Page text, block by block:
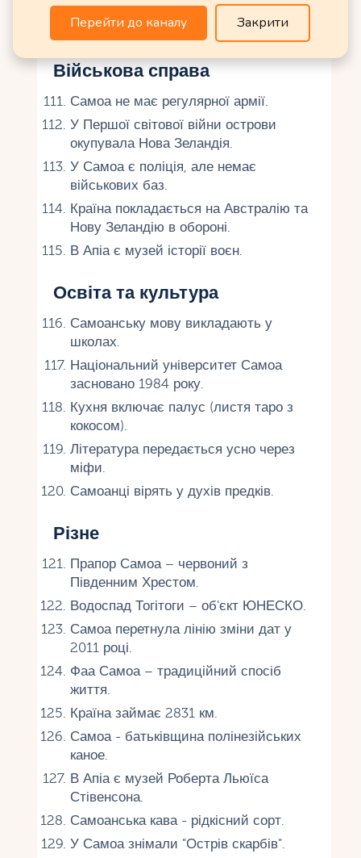
Самоанці дарують циновки на
весіллях.
Військова справа
Самоа не має регулярної армії.
У Першої світової війни острови
окупувала Нова Зеландія.
У Самоа є поліція, але немає
військових баз.
Країна покладається на Австралію та
Нову Зеландію в обороні.
В Апіа є музей історії воєн.
Освіта та культура
Самоанську мову викладають у
школах.
Національний університет Самоа
засновано 1984 року.
Кухня включає палус (листя таро з
кокосом).
Література передається усно через
міфи.
Самоанці вірять у духів предків.
Різне
Прапор Самоа – червоний з
Південним Хрестом.
Водоспад Тогітоги – об'єкт ЮНЕСКО.
Самоа перетнула лінію зміни дат у
2011 році.
Фаа Самоа – традиційний спосіб
життя.
Країна займає 2831 км.
Самоа - батьківщина полінезійських
каное.
В Апіа є музей Роберта Льюїса
Стівенсона.
Самоанська кава - рідкісний сорт.
У Самоа знімали "Острів скарбів".
Перейти до каналу Закрити